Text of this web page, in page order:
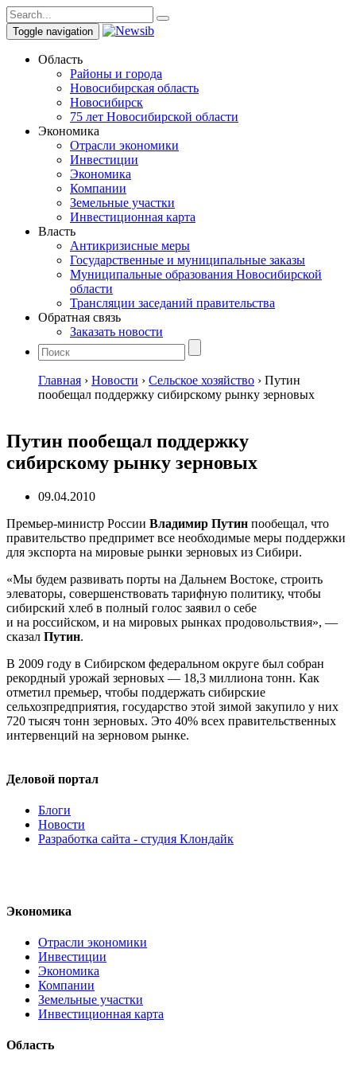
Toggle navigation
Область
Районы и города
Новосибирская область
Новосибирск
75 лет Новосибирской области
Экономика
Отрасли экономики
Инвестиции
Экономика
Компании
Земельные участки
Инвестиционная карта
Власть
Антикризисные меры
Государственные и муниципальные заказы
Муниципальные образования Новосибирской
области
Трансляции заседаний правительства
Обратная связь
Заказать новости
Главная › Новости › Сельское хозяйство › Путин
пообещал поддержку сибирскому рынку зерновых
Путин пообещал поддержку
сибирскому рынку зерновых
09.04.2010
Премьер-министр России Владимир Путин пообещал, что
правительство предпримет все необходимые меры поддержки
для экспорта на мировые рынки зерновых из Сибири.
«Мы будем развивать порты на Дальнем Востоке, строить
элеваторы, совершенствовать тарифную политику, чтобы
сибирский хлеб в полный голос заявил о себе
и на российском, и на мировых рынках продовольствия», —
сказал Путин.
В 2009 году в Сибирском федеральном округе был собран
рекордный урожай зерновых — 18,3 миллиона тонн. Как
отметил премьер, чтобы поддержать сибирские
сельхозпредприятия, государство этой зимой закупило у них
720 тысяч тонн зерновых. Это 40% всех правительственных
интервенций на зерновом рынке.
Деловой портал
Блоги
Новости
Разработка сайта - студия Клондайк
Экономика
Отрасли экономики
Инвестиции
Экономика
Компании
Земельные участки
Инвестиционная карта
Область